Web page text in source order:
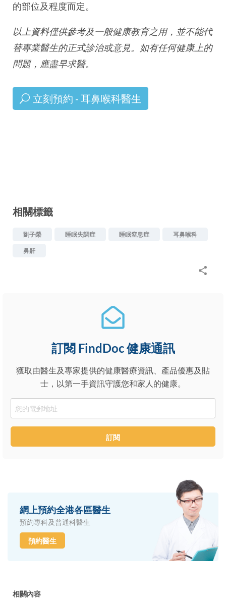
的部位及程度而定。
以上資料僅供參考及一般健康教育之用，並不能代
替專業醫生的正式診治或意見。如有任何健康上的
問題，應盡早求醫。
立刻預約 - 耳鼻喉科醫生
相關標籤
劉子榮 睡眠失調症 睡眠窒息症 耳鼻喉科
鼻鼾
訂閱 FindDoc 健康通訊
獲取由醫生及專家提供的健康醫療資訊、產品優惠及貼
士，以第一手資訊守護您和家人的健康。
Email
訂閱
網上預約全港各區醫生
預約專科及普通科醫生
預約醫生
相關內容